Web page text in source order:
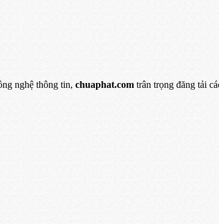
nghệ thông tin, chuaphat.com trân trọng đăng tải